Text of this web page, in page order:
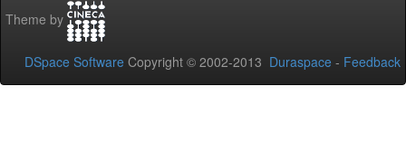
Theme by
DSpace Software Copyright © 2002-2013 Duraspace - Feedback